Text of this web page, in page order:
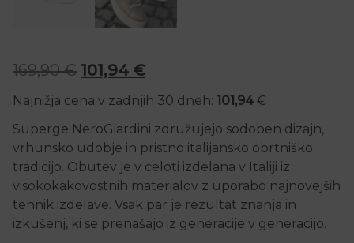
169,90€ Izvirna cena je bila: 169,90 €.
101,94 €Trenutna cena je: 101,94 €.
Najnižja cena v zadnjih 30 dneh: 101,94 €
Superge NeroGiardini združujejo sodoben dizajn,
vrhunsko udobje in pristno italijansko obrtniško
tradicijo. Obutev je v celoti izdelana v Italiji iz
visokokakovostnih materialov z uporabo najnovejših
tehnik izdelave. Vsak par je rezultat znanja in
izkušenj, ki se prenašajo iz generacije v generacijo.